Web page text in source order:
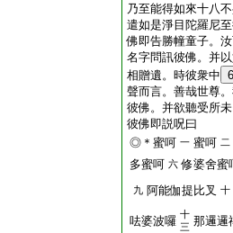
乃至能得如來十八
遣如是淨目陀羅尼
佛即告勝幢童子。
名字問訊彼佛。并
相贈遺。時彼衆中 6
聲而言。善哉世尊
彼佛。并欲聽受所
彼佛即説呪曰
◎＊蜜呵 一 蜜呵 二
多蜜呵 六 修婆舍蜜
九 阿能伽提比叉 十
呿婆波囉 十
三 那邏邏